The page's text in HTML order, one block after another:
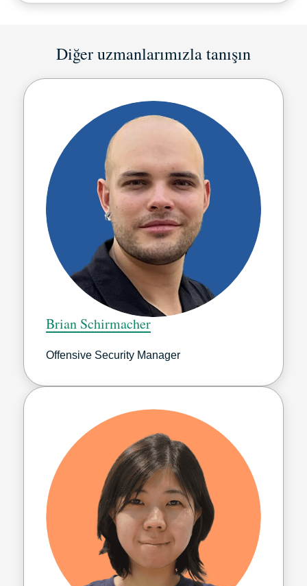
Diğer uzmanlarımızla tanışın
Brian Schirmacher
Offensive Security Manager